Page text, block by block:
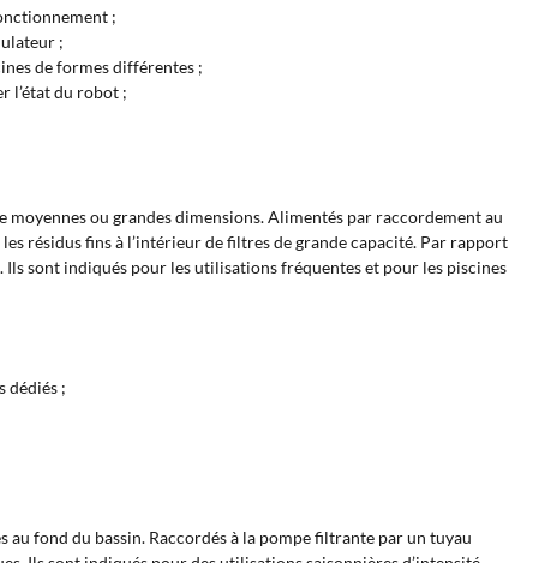
;
;
de formes différentes ;
l’état du robot ;
ou grandes dimensions. Alimentés par raccordement au
résidus fins à l’intérieur de filtres de grande capacité. Par rapport
sont indiqués pour les utilisations fréquentes et pour les piscines
dédiés ;
fond du bassin. Raccordés à la pompe filtrante par un tuyau